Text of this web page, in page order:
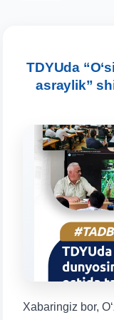
TDYUda
asraylik”
Xabaringiz bor,
chatiga xush kelibsiz.
Qabul bo'yicha
Mavzuni tanlang
savollar chiqadi:
3.
5. To'lov-kontrakt (2)
7. Call-center (4)